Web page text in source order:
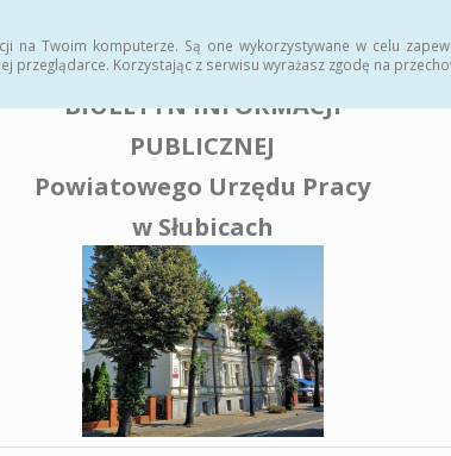
Twoim komputerze. Są one wykorzystywane w celu
Korzystając z serwisu wyrażasz zgodę na
BIULETYN INFORMACJI
PUBLICZNEJ
Powiatowego Urzędu Pracy
w Słubicach